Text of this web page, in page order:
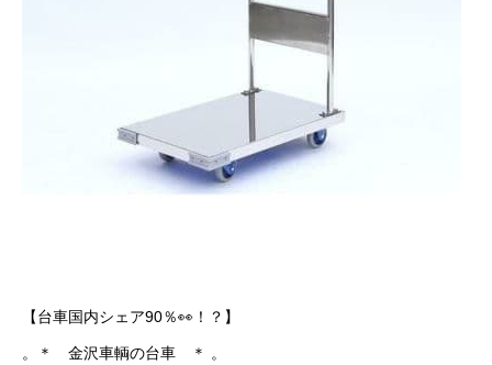
【台車国内シェア90％👀！？】
。＊ 金沢車輌の台車 ＊ 。